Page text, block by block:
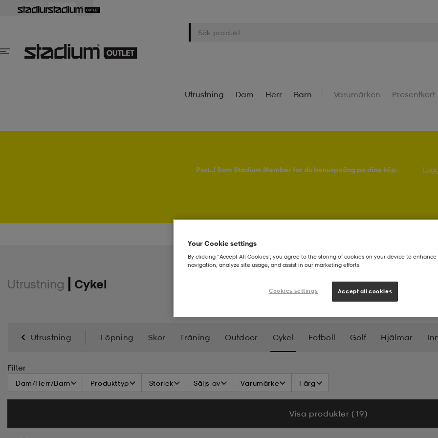
Utrustning Dam Herr Barn Varumärken Presentkort
Psst..! Som Stadium Member får du bonuspoäng på dina köp.
Utrustning Cykel
Utrustning Löpning Skor Träning Outdoor Cykel Fotboll Golf Hjälmar
Racketsport
Filter
Dam/Herr/Barn Produkttyp Storlek Säljs av Varumärke Färg
Visa produkter (19)
Your Cookie settings
By clicking “Accept All Cookies”, you agree to the storing of cookies on your device to enhance
navigation, analyze site usage, and assist in our marketing efforts.
Cookies settings Accept all cookies